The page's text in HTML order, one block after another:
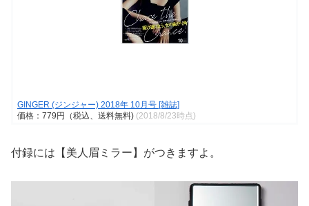
GINGER (ジンジャー) 2018年 10月号 [雑誌]
価格：779円（税込、送料無料) (2018/8/23時点)
付録には【美人眉ミラー】がつきますよ。